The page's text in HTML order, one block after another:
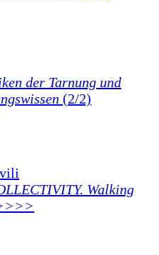
der Tarnung und
(2/2)
Walking